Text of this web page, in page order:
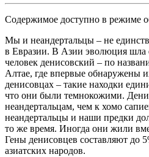
Содержимое доступно в режиме
Мы и неандертальцы – не
в Евразии. В Азии эволюция шла
человек денисовский – по
Алтае, где впервые обнаружены
денисовцах – такие находки
что они были темнокожими.
неандертальцам, чем к хомо
неандертальцы и наши предки
то же время. Иногда они жили
Гены денисовцев составляют до
азиатских народов.